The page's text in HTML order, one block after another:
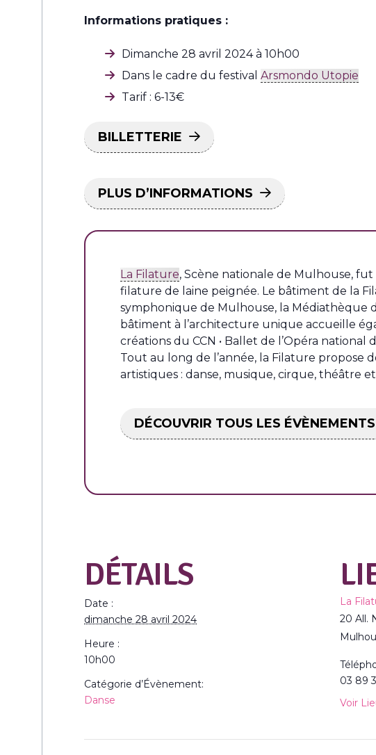
Informations pratiques :
Dimanche 28 avril 2024 à 10h00
Dans le cadre du festival Arsmondo Utopie
Tarif : 6-13€
BILLETTERIE
PLUS D’INFORMATIONS
La Filature, Scène nationale de Mulhouse, fut
filature de laine peignée. Le bâtiment de la
symphonique de Mulhouse, la Médiathèque
bâtiment à l’architecture unique accueille
créations du CCN • Ballet de l’Opéra national
Tout au long de l’année, la Filature propose
artistiques : danse, musique, cirque, théâtre
DÉCOUVRIR TOUS LES
DÉTAILS
Date :
dimanche 28 avril 2024
Heure :
10h00
Catégorie d’Évènement:
Danse
La
20 All.
03 89
Voir